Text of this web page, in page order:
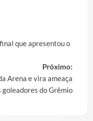
que apresentou o
Próximo:
Arena e vira ameaça
goleadores do Grêmio